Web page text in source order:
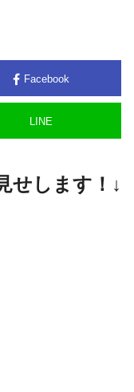
Facebook
LINE
せします！↓